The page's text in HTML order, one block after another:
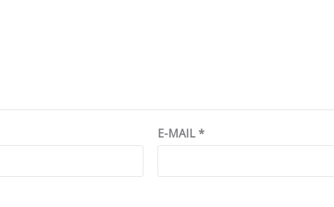
E-MAIL*